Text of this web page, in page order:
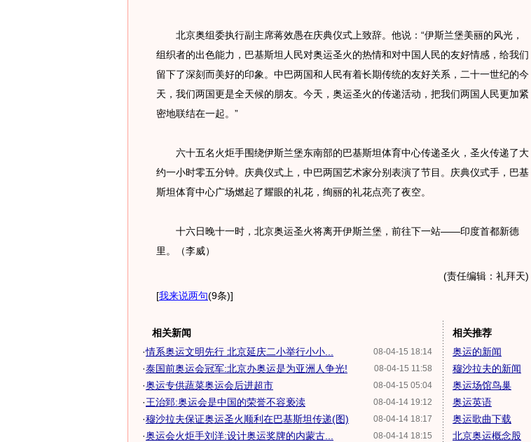
北京奥组委执行副主席蒋效愚在庆典仪式上致辞。他说：“伊斯兰堡美丽的风光，
组织者的出色能力，巴基斯坦人民对奥运圣火的热情和对中国人民的友好情感，给我们
留下了深刻而美好的印象。中巴两国和人民有着长期传统的友好关系，二十一世纪的今
天，我们两国更是全天候的朋友。今天，奥运圣火的传递活动，把我们两国人民更加紧
密地联结在一起。”
六十五名火炬手围绕伊斯兰堡东南部的巴基斯坦体育中心传递圣火，圣火传递了大
约一小时零五分钟。庆典仪式上，中巴两国艺术家分别表演了节目。庆典仪式手，巴基
斯坦体育中心广场燃起了耀眼的礼花，绚丽的礼花点亮了夜空。
十六日晚十一时，北京奥运圣火将离开伊斯兰堡，前往下一站——印度首都新德
里。（李威）
(责任编辑：礼拜天)
[我来说两句(9条)]
相关新闻
08-04-15 18:14
·情系奥运文明先行 北京延庆二小举行小小...
08-04-15 11:58
·泰国前奥运会冠军:北京办奥运是为亚洲人争光!
08-04-15 05:04
·奥运专供蔬菜奥运会后进超市
08-04-14 19:12
·王治郅:奥运会是中国的荣誉不容亵渎
08-04-14 18:17
·穆沙拉夫保证奥运圣火顺利在巴基斯坦传递(图)
08-04-14 18:15
·奥运会火炬手刘洋:设计奥运奖牌的内蒙古...
相关推荐
奥运的新闻
穆沙拉夫的新闻
奥运场馆鸟巢
奥运英语
奥运歌曲下载
北京奥运概念股